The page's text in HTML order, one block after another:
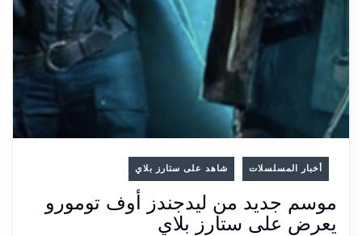
أخبار المسلسلات شاهد على ستارز بلاي
موسم جديد من ليدجندز أوف تومورو
يعرض على ستارز بلاي